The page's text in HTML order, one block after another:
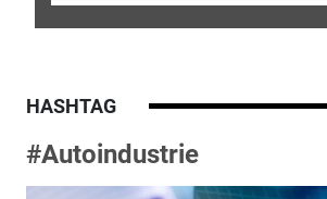
HASHTAG
#Autoindustrie